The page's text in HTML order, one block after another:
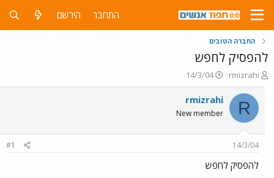
התחבר הירשם
החברה הטובים
להפסיק לחפש
פ
ו
ת
ח
ה
ש
א
rmizrahi
פ
ו
ר
ס
ם
ר
14/3/04
R
rmizrahi
New member
14/3/04
#1
להפסיק לחפש